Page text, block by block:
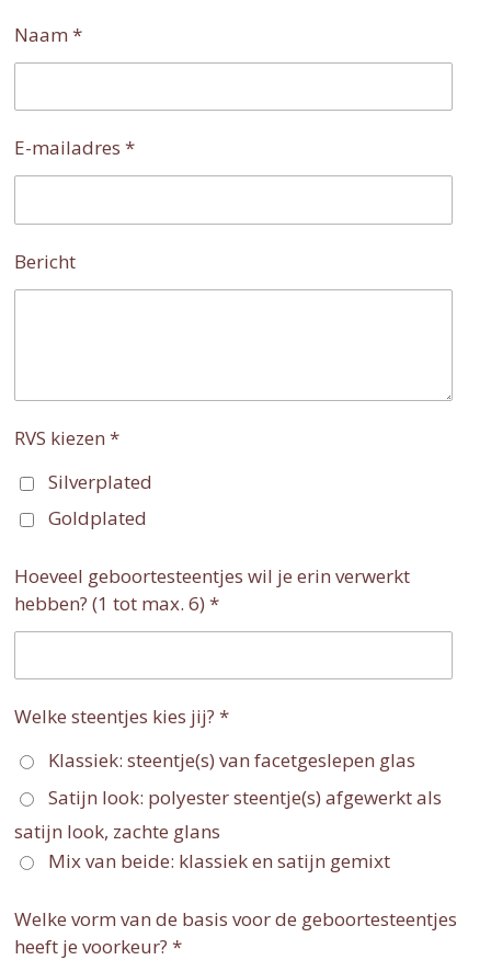
Naam *
E-mailadres *
Bericht
RVS kiezen *
Silverplated
Goldplated
Hoeveel geboortesteentjes wil je erin verwerkt
hebben? (1 tot max. 6) *
Welke steentjes kies jij? *
Klassiek: steentje(s) van facetgeslepen glas
Satijn look: polyester steentje(s) afgewerkt als
satijn look, zachte glans
Mix van beide: klassiek en satijn gemixt
Welke vorm van de basis voor de geboortesteentjes
heeft je voorkeur? *